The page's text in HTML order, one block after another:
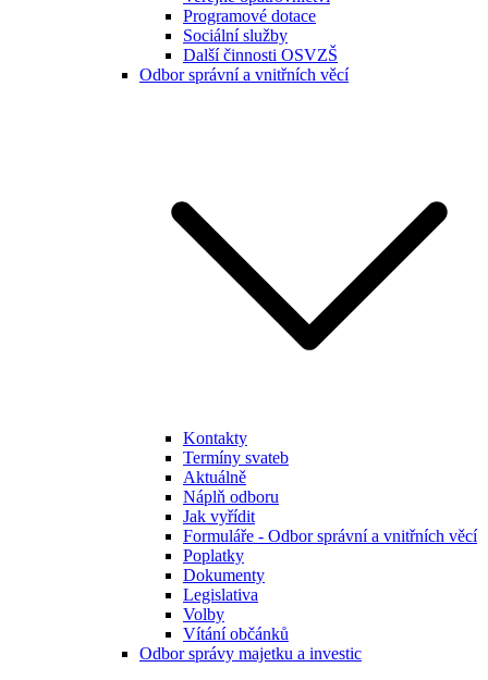
Programové dotace
Sociální služby
Další činnosti OSVZŠ
Odbor správní a vnitřních věcí
Kontakty
Termíny svateb
Aktuálně
Náplň odboru
Jak vyřídit
Formuláře - Odbor správní a vnitřních věcí
Poplatky
Dokumenty
Legislativa
Volby
Vítání občánků
Odbor správy majetku a investic